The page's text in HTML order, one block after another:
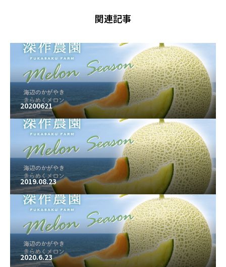
関連記事
20200621
2019.08.23
2020.6.23